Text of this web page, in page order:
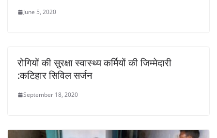
June 5, 2020
रोगियों की सुरक्षा स्वास्थ्य कर्मियों की जिम्मेदारी
:कटिहार सिविल सर्जन
September 18, 2020